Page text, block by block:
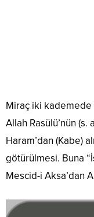
Miraç iki kademede
Allah Rasülü’nün
Haram’dan (Kabe)
götürülmesi. Buna
Mescid-i Aksa’dan